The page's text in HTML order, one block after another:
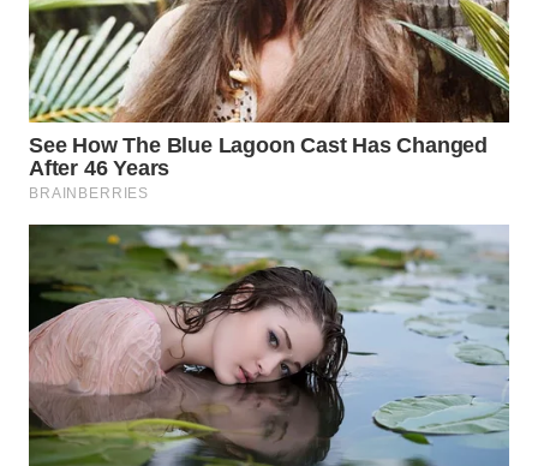
WN
DEPOK
WN
TAPANULI
UTARA
SAMOSIR
WN
PADANG
LAWAS
WN
SUMEDANG